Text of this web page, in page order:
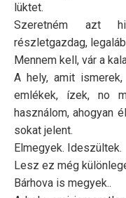
lüktet.
Szeretném azt
részletgazdag,
Mennem kell, vár a
A hely, amit
emlékek, ízek, no
használom, ahogyan
sokat jelent.
Elmegyek. Ideszültek.
Lesz ez még
Bárhova is megyek..